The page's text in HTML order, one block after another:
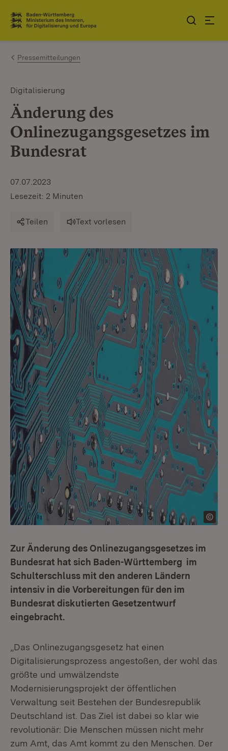
Zum Inhalt springen
Link zur Startseite
Pressemitteilungen
Digitalisierung
Änderung des
Onlinezugangsgesetzes im
Bundesrat
07.07.2023
Lesezeit: 2 Minuten
Teilen Text vorlesen
Zur Änderung des Onlinezugangsgesetzes im
Bundesrat hat sich Baden-Württemberg im
Schulterschluss mit den anderen Ländern
intensiv in die Vorbereitungen für den im
Bundesrat diskutierten Gesetzentwurf
eingebracht.
„Das Onlinezugangsgesetz hat einen
Digitalisierungsprozess angestoßen, der wohl das
größte und umwälzendste
Modernisierungsprojekt der öffentlichen
Verwaltung seit Bestehen der Bundesrepublik
Deutschland ist. Das Ziel ist dabei so klar wie
revolutionär: Die Menschen müssen nicht mehr
zum Amt, das Amt kommt zu den Menschen. Der